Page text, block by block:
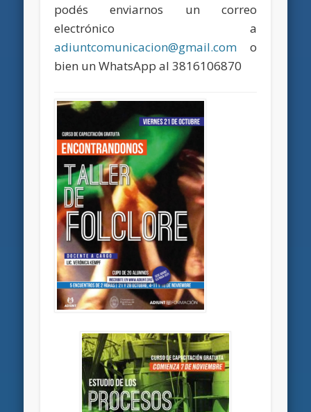
podés enviarnos un correo
electrónico a
adiuntcomunicacion@gmail.com o
bien un WhatsApp al 3816106870